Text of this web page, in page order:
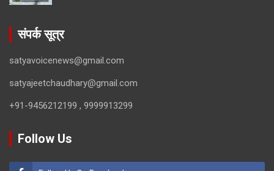
संपर्क सूत्र
satyavoicenews@gmail.com
satyajeetchaudhary@gmail.com
+91-9456212199 , 9999913299
Follow Us